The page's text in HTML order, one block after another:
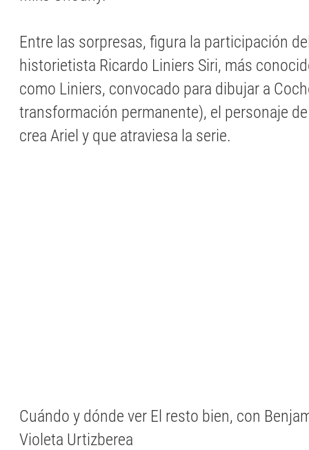
Entre las sorpresas, figura la participación
historietista Ricardo Liniers Siri, más
como Liniers, convocado para dibujar a
transformación permanente), el personaje
crea Ariel y que atraviesa la serie.
Cuándo y dónde ver El resto bien, con
Violeta Urtizberea